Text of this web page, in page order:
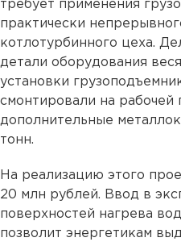
требует применения
практически
котлотурбинного цеха.
детали оборудования
установки
смонтировали на рабочей
дополнительные
тонн.
На реализацию этого
20 млн рублей. Ввод в
поверхностей нагрева
позволит энергетикам